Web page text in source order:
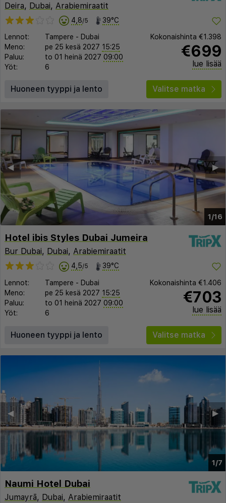
Deira, Dubai, Arabiemiraatit
4,8/5 39°C
Lennot: Tampere - Dubai
Meno:
pe 25 kesä 2027 15:25
Paluu:
to 01 heinä 2027 09:00
Yöt:
6
Kokonaishinta €1.398
€699
lue lisää
Huoneen tyyppi ja lento Valitse matka
1/16
▶︎
◀︎
Hotel ibis Styles Dubai Jumeira
Bur Dubai, Dubai, Arabiemiraatit
4,5/5 39°C
Lennot: Tampere - Dubai
Meno:
pe 25 kesä 2027 15:25
Paluu:
to 01 heinä 2027 09:00
Yöt:
6
Kokonaishinta €1.406
€703
lue lisää
Huoneen tyyppi ja lento Valitse matka
1/7
▶︎
◀︎
Naumi Hotel Dubai
Jumayrā, Dubai, Arabiemiraatit